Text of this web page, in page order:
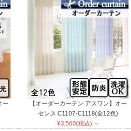
ー
【オーダーカーテン アスワン】オー
センス C1107-C1118(全12色)
¥3,560(税込) ～